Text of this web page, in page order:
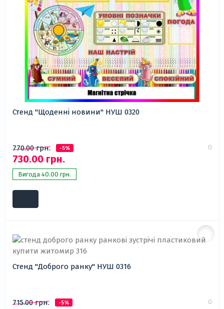
Стенд "Щоденні новини" НУШ 0320
770.00 грн. -5%
730.00 грн.
Вигода 40.00 грн.
0
Стенд "Доброго ранку" НУШ 0316
715.00 грн. -5% 0